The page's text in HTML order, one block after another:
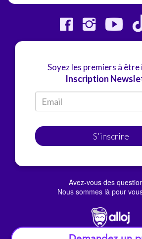
Soyez les premiers à
Inscription
S'inscrire
Avez-vous des
Nous sommes là pour